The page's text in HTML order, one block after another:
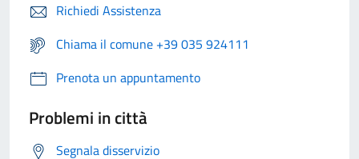
Richiedi Assistenza
Chiama il comune +39 035 924111
Prenota un appuntamento
Problemi in città
Segnala disservizio